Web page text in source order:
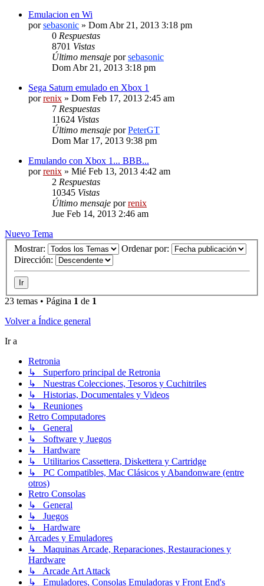
Emulacion en Wi
porsebasonic » Dom Abr 21, 2013 3:18 pm
0 Respuestas
8701 Vistas
Último mensaje porsebasonic
Dom Abr 21, 2013 3:18 pm
Sega Saturn emulado en Xbox 1
porrenix » Dom Feb 17, 2013 2:45 am
7 Respuestas
11624 Vistas
Último mensaje porPeterGT
Dom Mar 17, 2013 9:38 pm
Emulando con Xbox 1... BBB...
porrenix » Mié Feb 13, 2013 4:42 am
2 Respuestas
10345 Vistas
Último mensaje porrenix
Jue Feb 14, 2013 2:46 am
Nuevo Tema
Mostrar:
Ordenar por:
Dirección:
23 temas • Página 1 de 1
Volver a Índice general
Ir a
Retronia
↳ Superforo principal de Retronia
↳ Nuestras Colecciones, Tesoros y Cuchitriles
↳ Historias, Documentales y Videos
↳ Reuniones
Retro Computadores
↳ General
↳ Software y Juegos
↳ Hardware
↳ Utilitarios Cassettera, Diskettera y Cartridge
↳ PC Compatibles, Mac Clásicos y Abandonware (entre
otros)
Retro Consolas
↳ General
↳ Juegos
↳ Hardware
Arcades y Emuladores
↳ Maquinas Arcade, Reparaciones, Restauraciones y
Hardware
↳ Arcade Art Attack
↳ Emuladores, Consolas Emuladoras y Front End's